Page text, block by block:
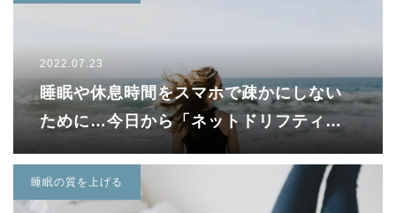
2022.07.23
睡眠や休息時間をスマホで疎かにしない
ために…今日から「ネットドリフティン
睡眠の質を上げる